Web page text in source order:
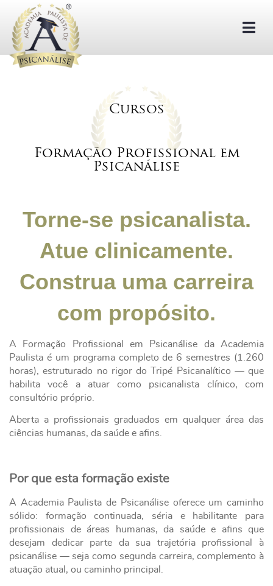
Cursos
Formação Profissional em
Psicanálise
Torne-se psicanalista.
Atue clinicamente.
Construa uma carreira
com propósito.
A Formação Profissional em Psicanálise da Academia
Paulista é um programa completo de 6 semestres (1.260
horas), estruturado no rigor do Tripé Psicanalítico — que
habilita você a atuar como psicanalista clínico, com
consultório próprio.
Aberta a profissionais graduados em qualquer área das
ciências humanas, da saúde e afins.
Por que esta formação existe
A Academia Paulista de Psicanálise oferece um caminho
sólido: formação continuada, séria e habilitante para
profissionais de áreas humanas, da saúde e afins que
desejam dedicar parte da sua trajetória profissional à
psicanálise — seja como segunda carreira, complemento à
atuação atual, ou caminho principal.